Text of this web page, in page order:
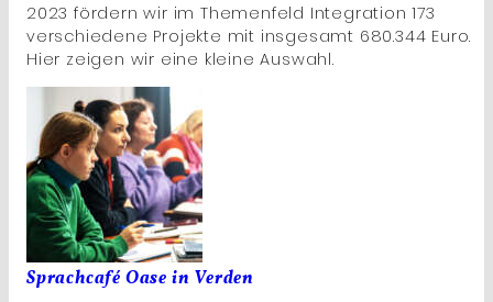
2023 fördern wir im Themenfeld Integration 173
verschiedene Projekte mit insgesamt 680.344 Euro.
Hier zeigen wir eine kleine Auswahl.
Sprachcafé Oase in Verden